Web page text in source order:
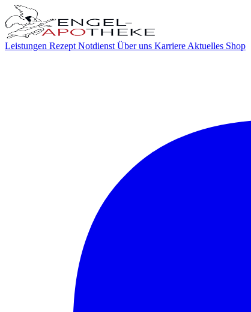
Leistungen Rezept Notdienst Über uns Karriere Aktuelles Shop